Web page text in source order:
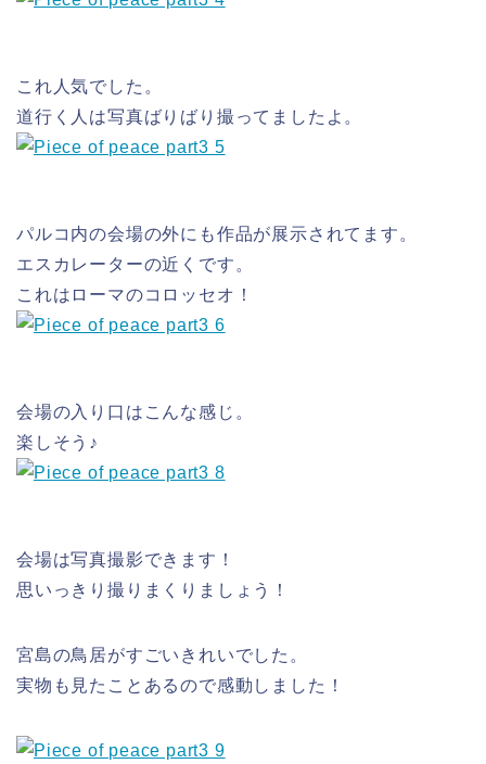
これ人気でした。
道行く人は写真ばりばり撮ってましたよ。
パルコ内の会場の外にも作品が展示されてます。
エスカレーターの近くです。
これはローマのコロッセオ！
会場の入り口はこんな感じ。
楽しそう♪
会場は写真撮影できます！
思いっきり撮りまくりましょう！
宮島の鳥居がすごいきれいでした。
実物も見たことあるので感動しました！